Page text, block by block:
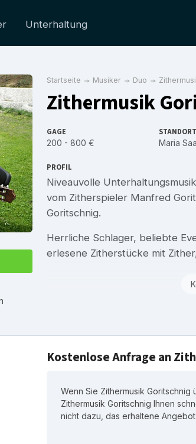
Unterhaltung
Startseite Musiker Duo
Zithermusik
GAGE
200 - 800 €
STANDORT
Maria
PROFIL
Niveauvolle
vom Zitherspieler Manfred
Goritschnig.
Herrliche Schlager, beliebte
erlesene Zitherstücke mit
Kostenlose Anfrage an
Wenn Sie Zithermusik
Zithermusik Goritschnig Ihnen
nicht dazu, das erhaltene